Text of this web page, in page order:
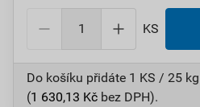
KS
Do košíku přidáte 1 KS / 25 kg
(1 630,13 Kč bez DPH).